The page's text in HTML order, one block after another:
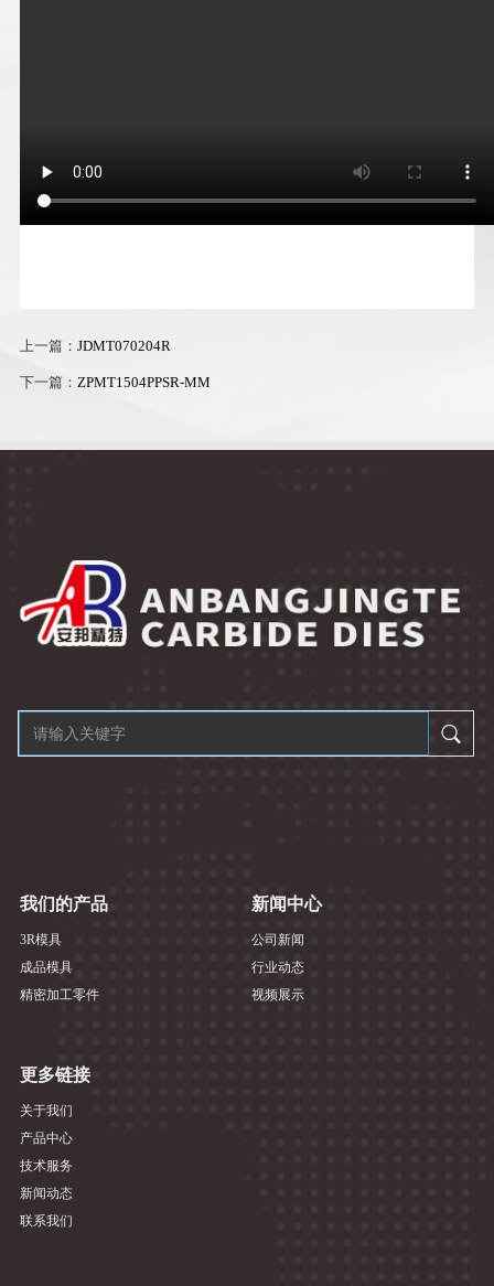
上一篇： JDMT070204R
下一篇： ZPMT1504PPSR-MM
我们的产品
3R模具
成品模具
精密加工零件
新闻中心
公司新闻
行业动态
视频展示
更多链接
关于我们
产品中心
技术服务
新闻动态
联系我们